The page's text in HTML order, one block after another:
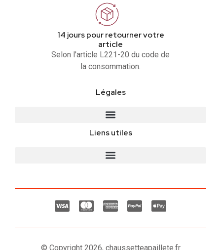
14 jours pour retourner votre
article
Selon l'article L221-20 du code de
la consommation.
Légales
Liens utiles
© Copyright 2026, chaussetteapaillete.fr